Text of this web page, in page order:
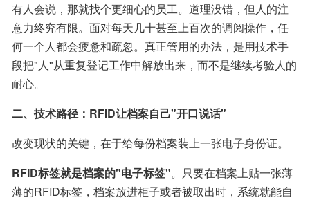
有人会说，那就找个更细心的员工。道理没错，但人的注
意力终究有限。面对每天几十甚至上百次的调阅操作，任
何一个人都会疲惫和疏忽。真正管用的办法，是用技术手
段把"人"从重复登记工作中解放出来，而不是继续考验人的
耐心。
二、技术路径：RFID让档案自己"开口说话"
改变现状的关键，在于给每份档案装上一张电子身份证。
RFID标签就是档案的"电子标签"。只要在档案上贴一张薄
薄的RFID标签，档案放进柜子或者被取出时，系统就能自